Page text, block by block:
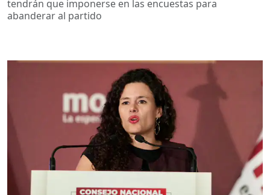
tendrán que imponerse en las encuestas para
abanderar al partido